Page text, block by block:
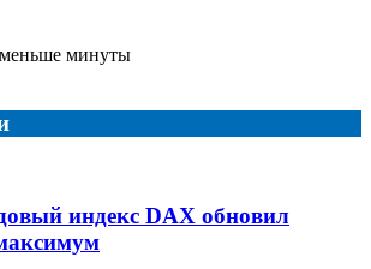
минуты
индекс DAX обновил